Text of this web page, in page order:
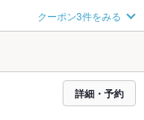
クーポン3件をみる
詳細・予約